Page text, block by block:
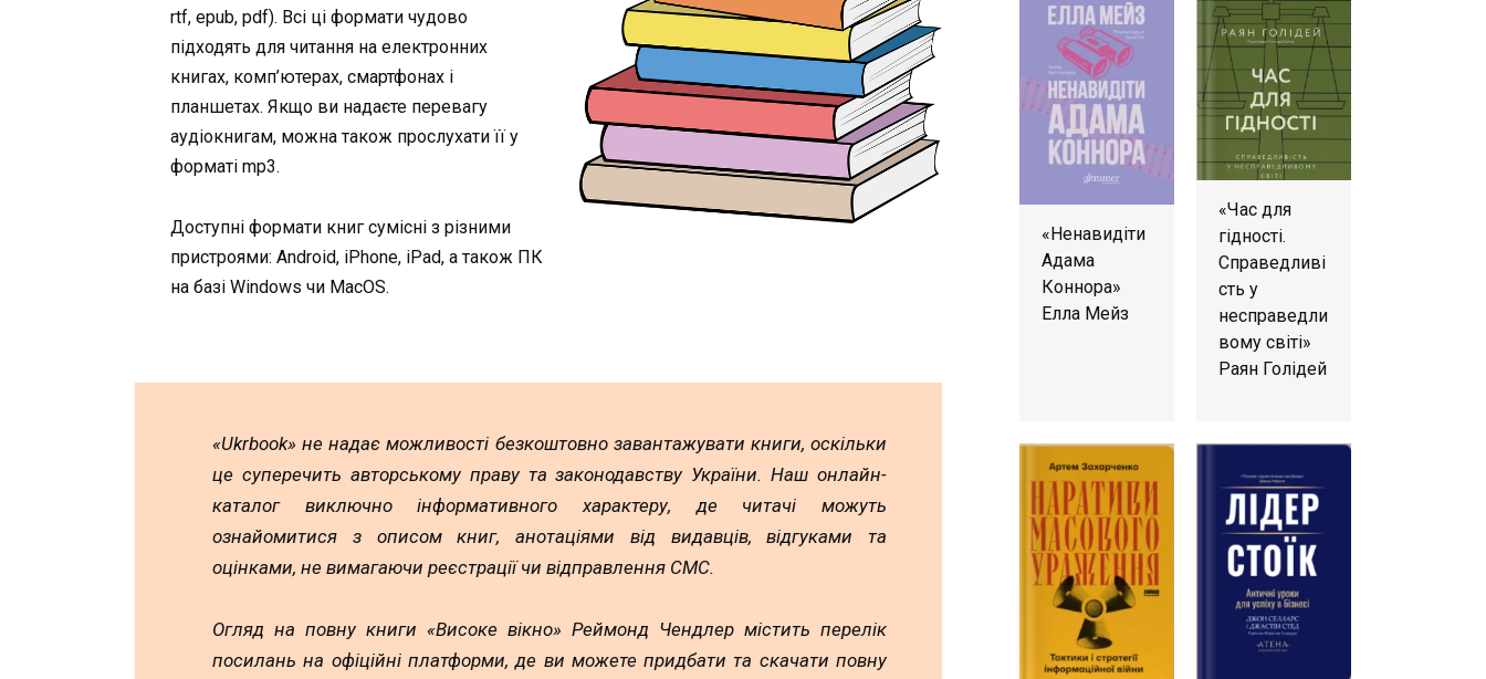
rtf, epub, pdf). Всі ці формати чудово
підходять для читання на електронних
книгах, комп’ютерах, смартфонах і
планшетах. Якщо ви надаєте перевагу
аудіокнигам, можна також прослухати її у
форматі mp3.
Доступні формати книг сумісні з різними
пристроями: Android, iPhone, iPad, а також ПК
на базі Windows чи MacOS.
«Ukrbook» не надає можливості безкоштовно завантажувати книги, оскільки
це суперечить авторському праву та законодавству України. Наш онлайн-
каталог виключно інформативного характеру, де читачі можуть
ознайомитися з описом книг, анотаціями від видавців, відгуками та
оцінками, не вимагаючи реєстрації чи відправлення СМС.
Огляд на повну книги «Високе вікно» Реймонд Чендлер містить перелік
посилань на офіційні платформи, де ви можете придбати та скачати повну
«Ненавидіти
Адама
Коннора»
Елла Мейз
«Час для
гідності.
Справедливі
сть у
несправедли
вому світі»
Раян Голідей